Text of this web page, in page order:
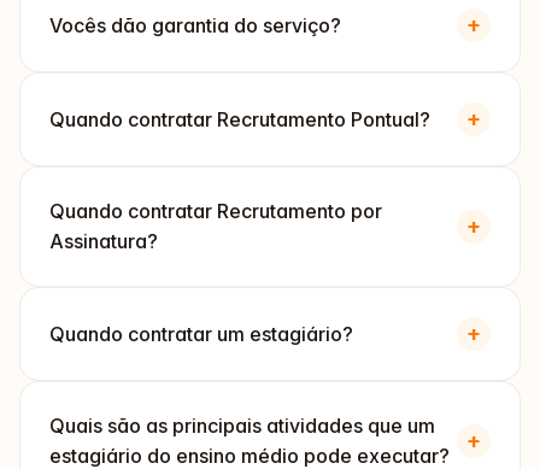
Vocês dão garantia do serviço? +
Quando contratar Recrutamento Pontual? +
Quando contratar Recrutamento por
Assinatura?
+
Quando contratar um estagiário? +
Quais são as principais atividades que um
estagiário do ensino médio pode executar?
+